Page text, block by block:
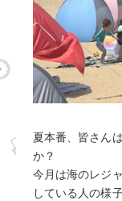
夏本番、皆さん
か？
今月は海のレジ
している人の様